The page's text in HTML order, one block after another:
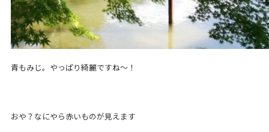
青もみじ。やっぱり綺麗ですね〜！
おや？なにやら赤いものが見えます